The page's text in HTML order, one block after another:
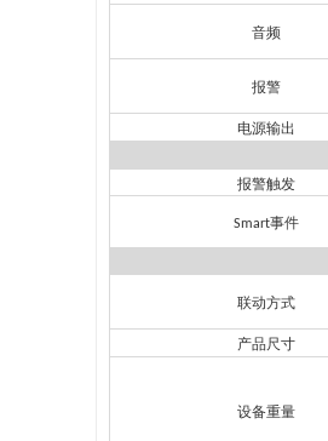
音频
报警
电源输出
报警触发
Smart事件
联动方式
产品尺寸
设备重量